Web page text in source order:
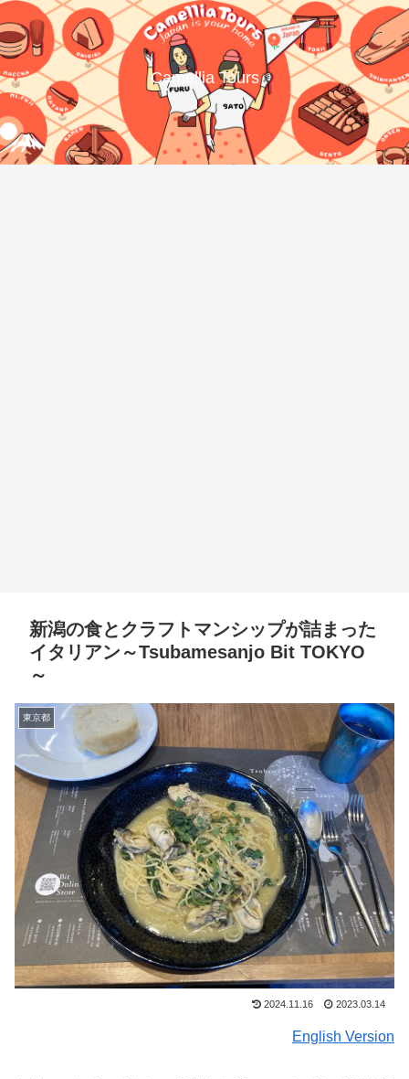
Camellia Tours
新潟の食とクラフトマンシップが詰まった
イタリアン～Tsubamesanjo Bit TOKYO
～
東京都
2024.11.16 2023.03.14
English Version